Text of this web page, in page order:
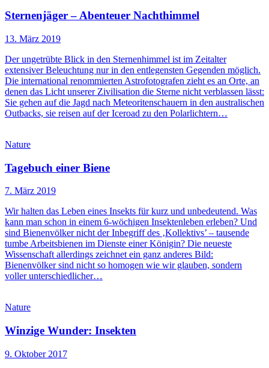
Sternenjäger – Abenteuer Nachthimmel
13. März 2019
Der ungetrübte Blick in den Sternenhimmel ist im Zeitalter
extensiver Beleuchtung nur in den entlegensten Gegenden möglich.
Die international renommierten Astrofotografen zieht es an Orte, an
denen das Licht unserer Zivilisation die Sterne nicht verblassen lässt:
Sie gehen auf die Jagd nach Meteoritenschauern in den australischen
Outbacks, sie reisen auf der Iceroad zu den Polarlichtern…
Nature
Tagebuch einer Biene
7. März 2019
Wir halten das Leben eines Insekts für kurz und unbedeutend. Was
kann man schon in einem 6-wöchigen Insektenleben erleben? Und
sind Bienenvölker nicht der Inbegriff des ‚Kollektivs’ – tausende
tumbe Arbeitsbienen im Dienste einer Königin? Die neueste
Wissenschaft allerdings zeichnet ein ganz anderes Bild:
Bienenvölker sind nicht so homogen wie wir glauben, sondern
voller unterschiedlicher…
Nature
Winzige Wunder: Insekten
9. Oktober 2017